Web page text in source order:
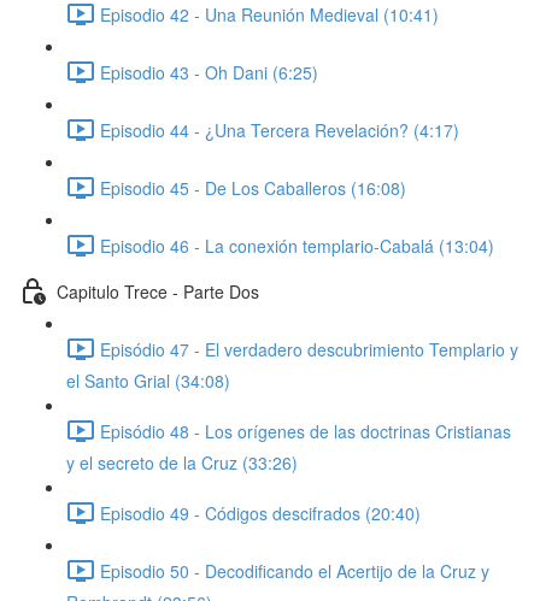
Episodio 42 - Una Reunión Medieval (10:41)
Episodio 43 - Oh Dani (6:25)
Episodio 44 - ¿Una Tercera Revelación? (4:17)
Episodio 45 - De Los Caballeros (16:08)
Episodio 46 - La conexión templario-Cabalá (13:04)
Capitulo Trece - Parte Dos
Episódio 47 - El verdadero descubrimiento Templario y
el Santo Grial (34:08)
Episódio 48 - Los orígenes de las doctrinas Cristianas
y el secreto de la Cruz (33:26)
Episodio 49 - Códigos descifrados (20:40)
Episodio 50 - Decodificando el Acertijo de la Cruz y